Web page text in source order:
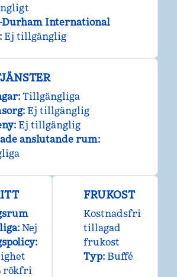
Durham International
: Ej tillgänglig
: Tillgängliga
: Ej tillgänglig
: Ej tillgänglig
anslutande rum:
Nej
rökfri
FRUKOST
Kostnadsfri
tillagad
frukost
Typ: Buffé